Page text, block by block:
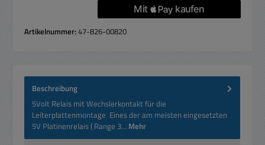
Artikelnummer:47-826-00820
Beschreibung
5Volt Relais mit Wechslerkontakt für die
Leiterplattenmontage Eines der am meisten eingesetzten
5V Platinenrelais ( Range 3… Mehr